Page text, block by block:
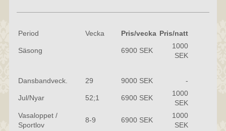
Period Vecka Pris/vecka Pris/natt
Säsong 6900 SEK
1000
SEK
Dansbandveck. 29 9000 SEK -
Jul/Nyar 52;1 6900 SEK
1000
SEK
Vasaloppet /
Sportlov
8-9 6900 SEK
1000
SEK